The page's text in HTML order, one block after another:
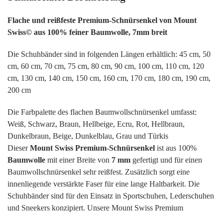
Flache und reißfeste Premium-Schnürsenkel von Mount
Swiss© aus 100% feiner Baumwolle, 7mm breit
Die Schuhbänder sind in folgenden Längen erhältlich: 45 cm, 50
cm, 60 cm, 70 cm, 75 cm, 80 cm, 90 cm, 100 cm, 110 cm, 120
cm, 130 cm, 140 cm, 150 cm, 160 cm, 170 cm, 180 cm, 190 cm,
200 cm
Die Farbpalette des flachen Baumwollschnürsenkel umfasst:
Weiß, Schwarz, Braun, Hellbeige, Ecru, Rot, Hellbraun,
Dunkelbraun, Beige, Dunkelblau, Grau und Türkis
DieserMount Swiss Premium-Schnürsenkel ist aus 100%
Baumwolle mit einer Breite von 7 mm gefertigt und für einen
Baumwollschnürsenkel sehr reißfest. Zusätzlich sorgt eine
innenliegende verstärkte Faser für eine lange Haltbarkeit. Die
Schuhbänder sind für den Einsatz in Sportschuhen, Lederschuhen
und Sneekers konzipiert. Unsere Mount Swiss Premium